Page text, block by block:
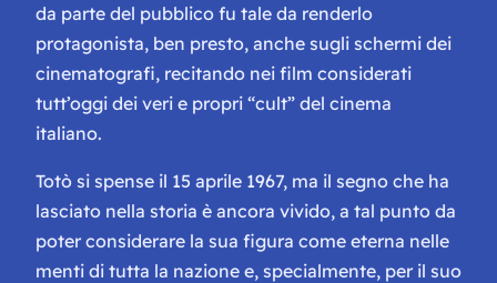
da parte del pubblico fu tale da renderlo
protagonista, ben presto, anche sugli schermi dei
cinematografi, recitando nei film considerati
tutt’oggi dei veri e propri “cult” del cinema
italiano.
Totò si spense il 15 aprile 1967, ma il segno che ha
lasciato nella storia è ancora vivido, a tal punto da
poter considerare la sua figura come eterna nelle
menti di tutta la nazione e, specialmente, per il suo